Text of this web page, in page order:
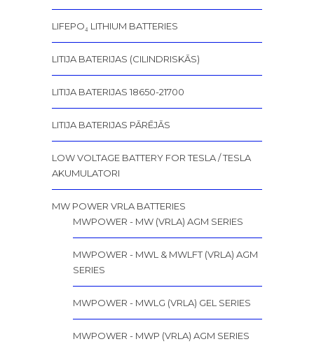
LIFEPO₄ LITHIUM BATTERIES
LITIJA BATERIJAS (CILINDRISKĀS)
LITIJA BATERIJAS 18650-21700
LITIJA BATERIJAS PĀRĒJĀS
LOW VOLTAGE BATTERY FOR TESLA / TESLA
AKUMULATORI
MW POWER VRLA BATTERIES
MWPOWER - MW (VRLA) AGM SERIES
MWPOWER - MWL & MWLFT (VRLA) AGM
SERIES
MWPOWER - MWLG (VRLA) GEL SERIES
MWPOWER - MWP (VRLA) AGM SERIES